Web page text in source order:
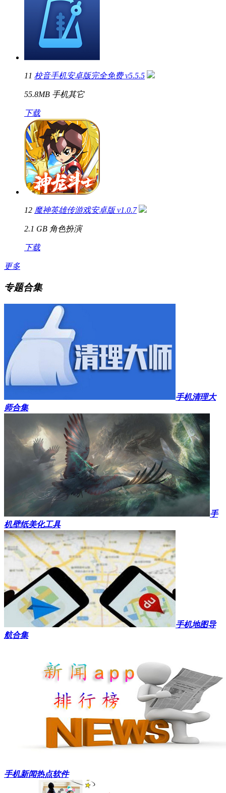
11 校音手机安卓版完全免费 v5.5.5
55.8MB 手机其它
下载
12 魔神英雄传游戏安卓版 v1.0.7
2.1 GB 角色扮演
下载
更多
专题合集
手机清理大
师合集
手
机壁纸美化工具
手机地图导
航合集
手机新闻热点软件